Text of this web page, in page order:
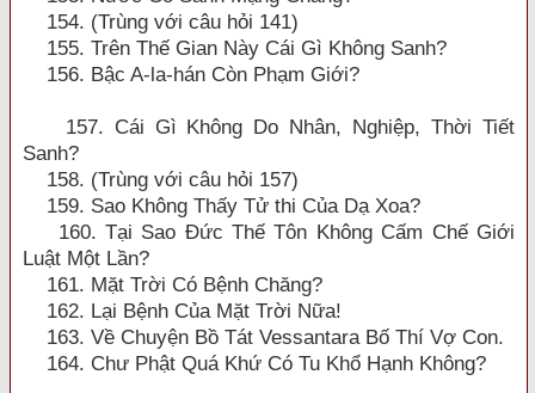
154. (Trùng với câu hỏi 141)
155. Trên Thế Gian Này Cái Gì Không Sanh?
156. Bậc A-la-hán Còn Phạm Giới?
157. Cái Gì Không Do Nhân, Nghiệp, Thời Tiết
Sanh?
158. (Trùng với câu hỏi 157)
159. Sao Không Thấy Tử thi Của Dạ Xoa?
160. Tại Sao Đức Thế Tôn Không Cấm Chế Giới
Luật Một Lần?
161. Mặt Trời Có Bệnh Chăng?
162. Lại Bệnh Của Mặt Trời Nữa!
163. Về Chuyện Bồ Tát Vessantara Bố Thí Vợ Con.
164. Chư Phật Quá Khứ Có Tu Khổ Hạnh Không?